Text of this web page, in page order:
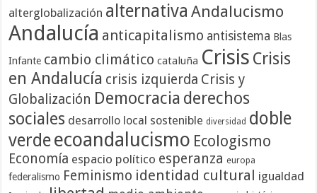
alterglobalización alternativa Andalucismo
Andalucía anticapitalismo antisistema Blas
Infante cambio climático cataluña Crisis Crisis
en Andalucía crisis izquierda Crisis y
Globalización Democracia derechos
sociales desarrollo local sostenible diversidad doble
verdeecoandalucismo Ecologismo
Economía espacio político esperanza europa
federalismo Feminismo identidad cultural igualdad